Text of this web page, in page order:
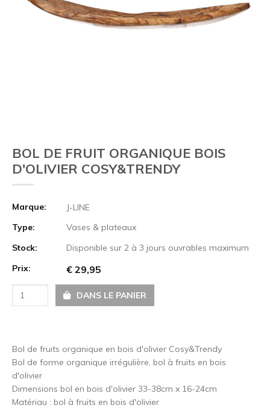
BOL DE FRUIT ORGANIQUE BOIS
D'OLIVIER COSY&TRENDY
Marque:
J-LINE
Type:
Vases & plateaux
Stock:
Disponible sur 2 à 3 jours ouvrables maximum
Prix:
€ 29,95
DANS LE PANIER
Bol de fruits organique en bois d'olivier Cosy&Trendy
Bol de forme organique irrégulière, bol à fruits en bois
d'olivier
Dimensions bol en bois d'olivier 33-38cm x 16-24cm
Matériau : bol à fruits en bois d'olivier